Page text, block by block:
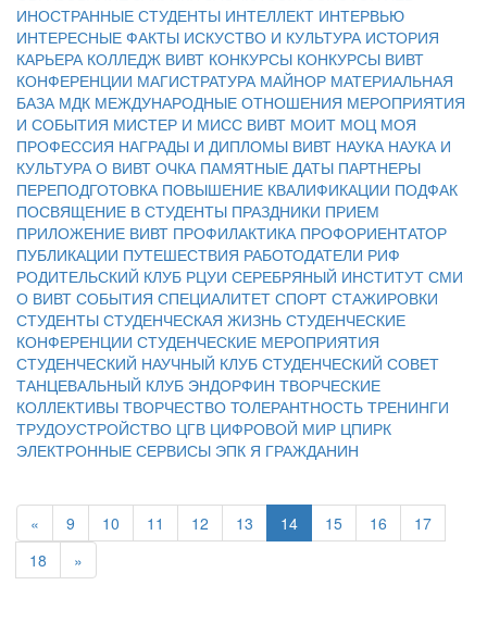
ИНОСТРАННЫЕ СТУДЕНТЫ ИНТЕЛЛЕКТ ИНТЕРВЬЮ
ИНТЕРЕСНЫЕ ФАКТЫ ИСКУСТВО И КУЛЬТУРА ИСТОРИЯ
КАРЬЕРА КОЛЛЕДЖ ВИВТ КОНКУРСЫ КОНКУРСЫ ВИВТ
КОНФЕРЕНЦИИ МАГИСТРАТУРА МАЙНОР МАТЕРИАЛЬНАЯ
БАЗА МДК МЕЖДУНАРОДНЫЕ ОТНОШЕНИЯ МЕРОПРИЯТИЯ
И СОБЫТИЯ МИСТЕР И МИСС ВИВТ МОИТ МОЦ МОЯ
ПРОФЕССИЯ НАГРАДЫ И ДИПЛОМЫ ВИВТ НАУКА НАУКА И
КУЛЬТУРА О ВИВТ ОЧКА ПАМЯТНЫЕ ДАТЫ ПАРТНЕРЫ
ПЕРЕПОДГОТОВКА ПОВЫШЕНИЕ КВАЛИФИКАЦИИ ПОДФАК
ПОСВЯЩЕНИЕ В СТУДЕНТЫ ПРАЗДНИКИ ПРИЕМ
ПРИЛОЖЕНИЕ ВИВТ ПРОФИЛАКТИКА ПРОФОРИЕНТАТОР
ПУБЛИКАЦИИ ПУТЕШЕСТВИЯ РАБОТОДАТЕЛИ РИФ
РОДИТЕЛЬСКИЙ КЛУБ РЦУИ СЕРЕБРЯНЫЙ ИНСТИТУТ СМИ
О ВИВТ СОБЫТИЯ СПЕЦИАЛИТЕТ СПОРТ СТАЖИРОВКИ
СТУДЕНТЫ СТУДЕНЧЕСКАЯ ЖИЗНЬ СТУДЕНЧЕСКИЕ
КОНФЕРЕНЦИИ СТУДЕНЧЕСКИЕ МЕРОПРИЯТИЯ
СТУДЕНЧЕСКИЙ НАУЧНЫЙ КЛУБ СТУДЕНЧЕСКИЙ СОВЕТ
ТАНЦЕВАЛЬНЫЙ КЛУБ ЭНДОРФИН ТВОРЧЕСКИЕ
КОЛЛЕКТИВЫ ТВОРЧЕСТВО ТОЛЕРАНТНОСТЬ ТРЕНИНГИ
ТРУДОУСТРОЙСТВО ЦГВ ЦИФРОВОЙ МИР ЦПИРК
ЭЛЕКТРОННЫЕ СЕРВИСЫ ЭПК Я ГРАЖДАНИН
« 9 10 11 12 13 14 15 16
17
18
»